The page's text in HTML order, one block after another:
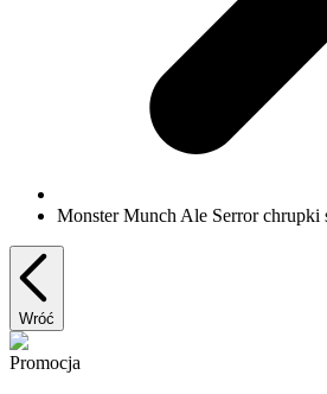
Monster Munch Ale Serror chrupki
Wróć
Promocja